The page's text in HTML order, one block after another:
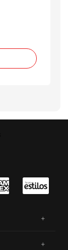
+
+